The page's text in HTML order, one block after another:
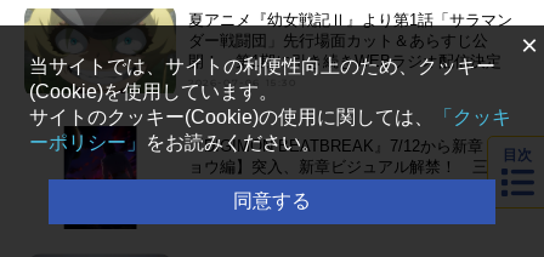
夏アニメ『幼女戦記Ⅱ』より第1話「サラマン
ダー戦闘団」先行場面カット＆あらすじ公
開！ 第1期に引き続きWEBラジオ配信決定
2026-07-06 15:30
『DIGIMON BEATBREAK』7/12から新章【キ
ョウ編】突入、新章ビジュアル解禁！ 三木眞
一郎さん演じる新キャラも公開
2026-07-05 19:50
目次
×
当サイトでは、サイトの利便性向上のため、クッキー
(Cookie)を使用しています。
サイトのクッキー(Cookie)の使用に関しては、
「クッキ
ーポリシー」
をお読みください。
同意する